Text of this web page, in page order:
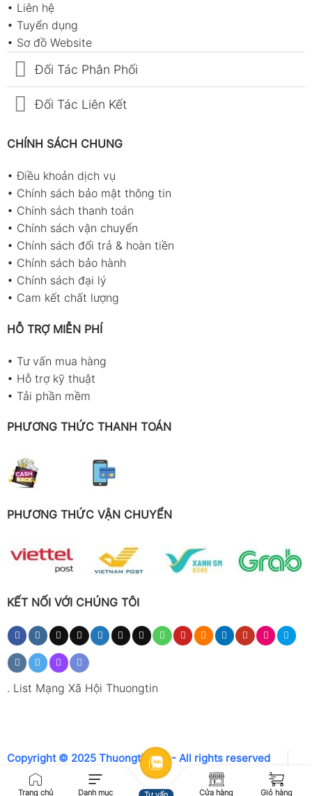
• Liên hệ
• Tuyển dụng
• Sơ đồ Website
Đối Tác Phân Phối
Đối Tác Liên Kết
CHÍNH SÁCH CHUNG
•Điều khoản dịch vụ
• Chính sách bảo mật thông tin
• Chính sách thanh toán
• Chính sách vận chuyển
• Chính sách đổi trả & hoàn tiền
• Chính sách bảo hành
• Chính sách đại lý
• Cam kết chất lượng
HỖ TRỢ MIỄN PHÍ
• Tư vấn mua hàng
• Hỗ trợ kỹ thuật
• Tải phần mềm
PHƯƠNG THỨC THANH TOÁN
PHƯƠNG THỨC VẬN CHUYỂN
KẾT NỐI VỚI CHÚNG TÔI
. List Mạng Xã Hội Thuongtin
Copyright © 2025 Thuongtin.net - All rights reserved
Trang chủ Danh mục Cửa hàng Giỏ hàng